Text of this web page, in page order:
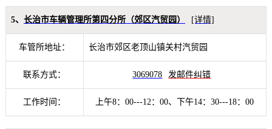
5、 长治市车辆管理所第四分所（郊区汽贸园） [详情]
车管所地址： 长治市郊区老顶山镇关村汽贸园
联系方式： 3069078 发邮件纠错
工作时间： 上午8：00---12：00、下午14：30---18：00